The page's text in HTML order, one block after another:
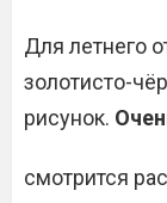
Для летнего
золотисто-
рисунок.
смотрится